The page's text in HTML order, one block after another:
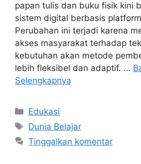
papan tulis dan buku fisik kini
sistem digital berbasis
Perubahan ini terjadi karena
akses masyarakat terhadap
kebutuhan akan metode
lebih fleksibel dan adaptif. …
Selengkapnya
Kategori
Edukasi
Tag
Dunia Belajar
Tinggalkan komentar